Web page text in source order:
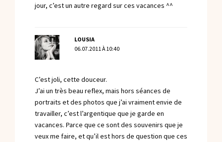
jour, c’est un autre regard sur ces vacances ^^
LOUSIA
06.07.2011 À 10:40
C’est joli, cette douceur.
J’ai un très beau reflex, mais hors séances de
portraits et des photos que j’ai vraiment envie de
travailler, c’est l’argentique que je garde en
vacances. Parce que ce sont des souvenirs que je
veux me faire, et qu’il est hors de question que ces